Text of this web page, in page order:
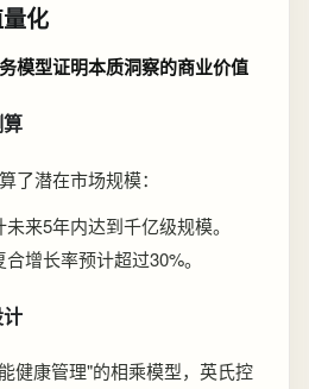
化
模型证明本质洞察的商业价值
了潜在市场规模：
未来5年内达到千亿级规模。
合增长率预计超过30%。
健康管理"的相乘模型，英氏控